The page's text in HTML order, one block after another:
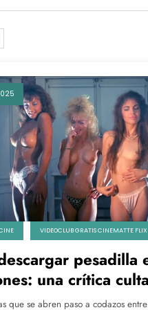
VIDEOCLUB GRATIS CINEMATTE FLIX
pesadilla
una crítica
sucia) de
que se abren paso a codazos